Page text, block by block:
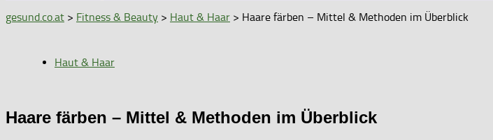
gesund.co.at > Fitness & Beauty > Haut & Haar > Haare färben – Mittel & Methoden im Überblick
Haut & Haar
Haare färben – Mittel & Methoden im Überblick